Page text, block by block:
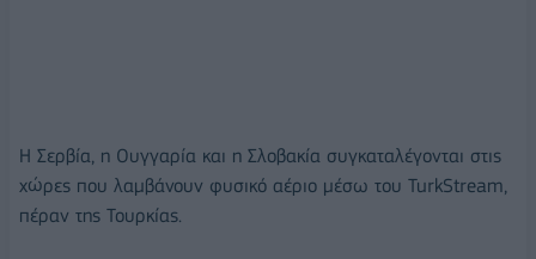
Η Σερβία, η Ουγγαρία και η Σλοβακία συγκαταλέγονται στις
χώρες που λαμβάνουν φυσικό αέριο μέσω του TurkStream,
πέραν της Τουρκίας.